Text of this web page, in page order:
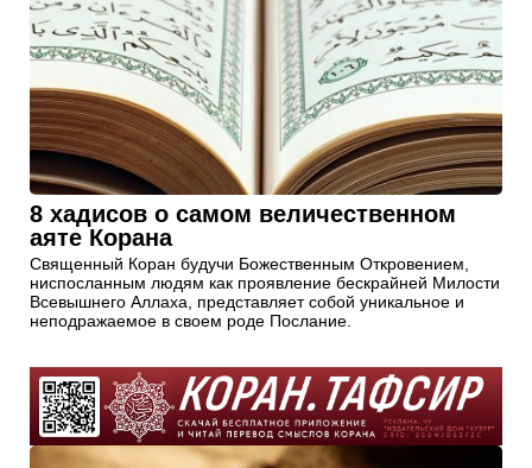
8 хадисов о самом величественном
аяте Корана
Священный Коран будучи Божественным Откровением,
ниспосланным людям как проявление бескрайней Милости
Всевышнего Аллаха, представляет собой уникальное и
неподражаемое в своем роде Послание.